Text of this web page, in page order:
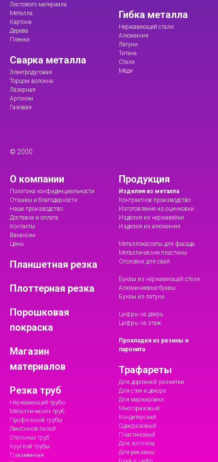
Листового материала
Металла
Картона
Дерева
Пленки
Сварка металла
Электродуговая
Торцом волокна
Лазерная
Аргоном
Газовая
© 2000
Гибка металла
Нержавеющей стали
Алюминия
Латуни
Титана
Стали
Меди
О компании
Политика конфиденциальности
Отзывы и благодарности
Наше производство
Доставка и оплата
Контакты
Вакансии
Цены
Планшетная резка
Плоттерная резка
Порошковая
покраска
Магазин
материалов
Резка труб
Нержавеющей трубы
Металлических труб
Профильной трубы
Ленточной пилой
Стальных труб
Круглой трубы
Плазменная
Продукция
Изделия из металла
Контрактное производство
Изготовление из оцинковки
Изделия из нержавейки
Изделия из алюминия
Металлокассеты для фасада
Металлические пластины
Оголовки для свай
Буквы из нержавеющей стали
Алюминиевые буквы
Буквы из латуни
Цифры на дверь
Цифры на этаж
Прокладки из резины и
паронита
Трафареты
Для дорожной разметки
Для стен и декора
Для маркировки
Многоразовый
Кондитерский
Одноразовый
Пластиковый
Для логотипа
Для рекламы